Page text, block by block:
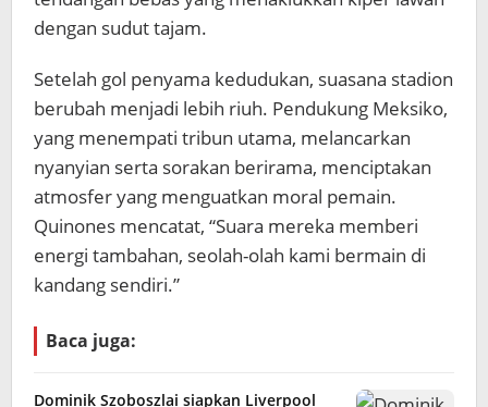
dengan sudut tajam.
Setelah gol penyama kedudukan, suasana stadion
berubah menjadi lebih riuh. Pendukung Meksiko,
yang menempati tribun utama, melancarkan
nyanyian serta sorakan berirama, menciptakan
atmosfer yang menguatkan moral pemain.
Quinones mencatat, “Suara mereka memberi
energi tambahan, seolah-olah kami bermain di
kandang sendiri.”
Baca juga:
Dominik Szoboszlai siapkan Liverpool